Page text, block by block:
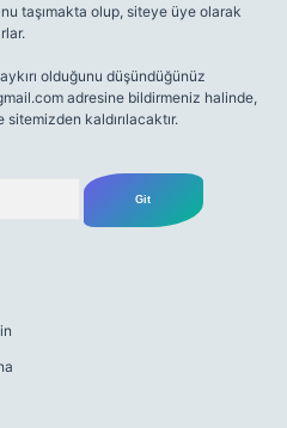
taşımakta olup, siteye üye olarak
olduğunu düşündüğünüz
adresine bildirmeniz halinde,
kaldırılacaktır.